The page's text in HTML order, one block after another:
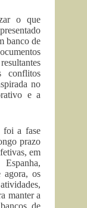
o que
banco de
conflitos
no
e a
foi a fase
prazo
em
agora, os
manter a
de